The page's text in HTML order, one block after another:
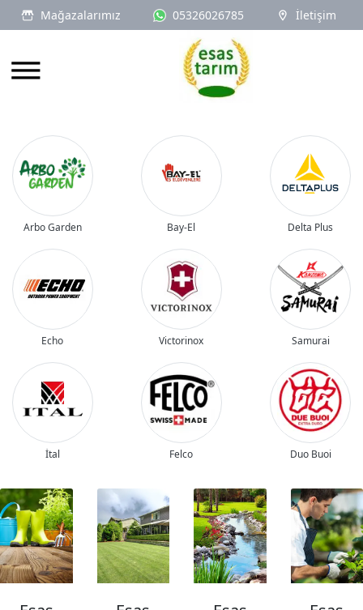
Mağazalarımız 05326026785 İletişim
Logo
Arbo Garden Bay-El Delta Plus
Echo Victorinox Samurai
İtal Felco Duo Buoi